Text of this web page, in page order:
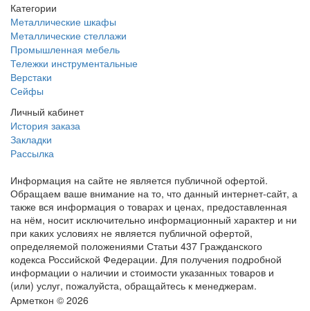
Категории
Металлические шкафы
Металлические стеллажи
Промышленная мебель
Тележки инструментальные
Верстаки
Сейфы
Личный кабинет
История заказа
Закладки
Рассылка
Информация на сайте не является публичной офертой.
Обращаем ваше внимание на то, что данный интернет-сайт, а
также вся информация о товарах и ценах, предоставленная
на нём, носит исключительно информационный характер и ни
при каких условиях не является публичной офертой,
определяемой положениями Статьи 437 Гражданского
кодекса Российской Федерации. Для получения подробной
информации о наличии и стоимости указанных товаров и
(или) услуг, пожалуйста, обращайтесь к менеджерам.
Арметкон © 2026